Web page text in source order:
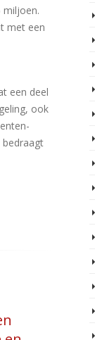
miljoen.
met een
een deel
ook
bedraagt